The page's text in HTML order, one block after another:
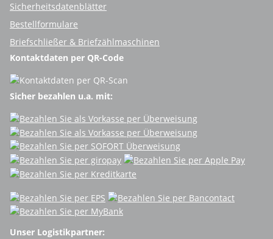
Sicherheitsdatenblätter
Bestellformulare
Briefschließer & Briefzählmaschinen
Kontaktdaten per QR-Code
Sicher bezahlen u.a. mit:
Unser Logistikpartner: